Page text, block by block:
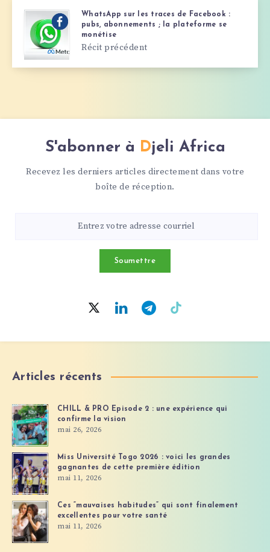
WhatsApp sur les traces de Facebook :
pubs, abonnements ; la plateforme se
monétise
Récit précédent
S'abonner à Djeli Africa
Recevez les derniers articles directement dans votre
boîte de réception.
Soumettre
Articles récents
CHILL & PRO Episode 2 : une expérience qui
confirme la vision
mai 26, 2026
Miss Université Togo 2026 : voici les grandes
gagnantes de cette première édition
mai 11, 2026
Ces “mauvaises habitudes” qui sont finalement
excellentes pour votre santé
mai 11, 2026